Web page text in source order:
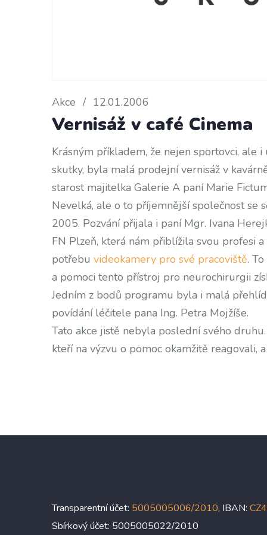
Akce / 12.01.2006
Vernisáž v café Cinema
Krásným příkladem, že nejen sportovci,
skutky, byla malá prodejní vernisáž v
starost majitelka Galerie A paní Marie
Nevelká, ale o to příjemnější společnost se
2005. Pozvání přijala i paní Mgr. Ivana
FN Plzeň, která nám přiblížila svou profesi
potřebu videokamery pro své pracoviště.
a pomoci tento přístroj pro neurochirurgii
Jedním z bodů programu byla i malá
povídání léčitele pana Ing. Petra Mojžíše.
Tato akce jistě nebyla poslední svého
kteří na výzvu o pomoc okamžitě reagovali,
Transparentní účet: 5005005006/2010, IBAN:
Sbírkový účet: 5005005022/2010